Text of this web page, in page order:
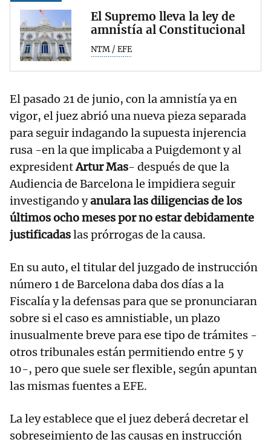
El Supremo lleva la ley de
amnistía al Constitucional
NTM / EFE
El pasado 21 de junio, con la amnistía ya en
vigor, el juez abrió una nueva pieza separada
para seguir indagando la supuesta injerencia
rusa -en la que implicaba a Puigdemont y al
expresidentArtur Mas- después de que la
Audiencia de Barcelona le impidiera seguir
investigando yanulara las diligencias de los
últimos ocho meses por no estar debidamente
justificadaslas prórrogas de la causa.
En su auto, el titular del juzgado de instrucción
número 1 de Barcelona daba dos días a la
Fiscalía y la defensas para que se pronunciaran
sobre si el caso es amnistiable, un plazo
inusualmente breve para ese tipo de trámites -
otros tribunales están permitiendo entre 5 y
10-, pero que suele ser flexible, según apuntan
las mismas fuentes a EFE.
La ley establece que el juez deberá decretar el
sobreseimiento de las causas en instrucción